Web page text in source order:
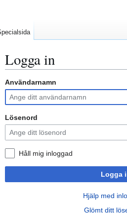
Logga in
Hoppa
navigering
Hoppa
sök
Användarnamn
Lösenord
Håll mig inloggad
Logga
Hjälp med
Glömt ditt